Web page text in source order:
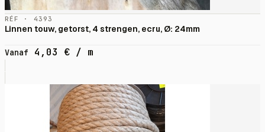
RÉF · 4393
Linnen touw, getorst, 4 strengen, ecru, Ø: 24mm
Vanaf 4,03 € / m